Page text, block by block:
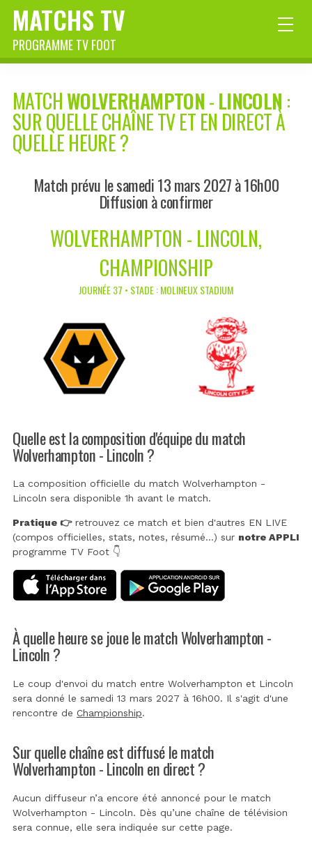
MATCHS TV
PROGRAMME TV FOOT
MATCHWOLVERHAMPTON-LINCOLN:
SUR QUELLE CHAÎNE TV ET EN DIRECT À
QUELLE HEURE ?
Match prévu le samedi 13 mars 2027 à 16h00
Diffusion à confirmer
WOLVERHAMPTON - LINCOLN,
CHAMPIONSHIP
JOURNÉE 37 • STADE : MOLINEUX STADIUM
Quelle est la composition d'équipe du match
Wolverhampton - Lincoln ?
La composition officielle du match Wolverhampton -
Lincoln sera disponible 1h avant le match.
Pratique 👉retrouvez ce match et bien d'autres EN LIVE
(compos officielles, stats, notes, résumé...) sur notre APPLI
programme TV Foot 👇
À quelle heure se joue le match Wolverhampton -
Lincoln ?
Le coup d'envoi du match entre Wolverhampton et Lincoln
sera donné le samedi 13 mars 2027 à 16h00. Il s'agit d'une
rencontre de Championship.
Sur quelle chaîne est diffusé le match
Wolverhampton - Lincoln en direct ?
Aucun diffuseur n’a encore été annoncé pour le match
Wolverhampton - Lincoln. Dès qu’une chaîne de télévision
sera connue, elle sera indiquée sur cette page.